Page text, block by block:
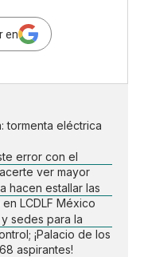
en
tormenta eléctrica
error con el
ver mayor
hacen estallar las
LCDLF México
sedes para la
¡Palacio de los
aspirantes!